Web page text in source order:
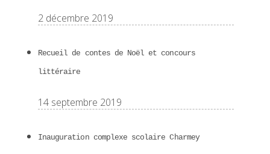
2 décembre 2019
Recueil de contes de Noël et concours
littéraire
14 septembre 2019
Inauguration complexe scolaire Charmey